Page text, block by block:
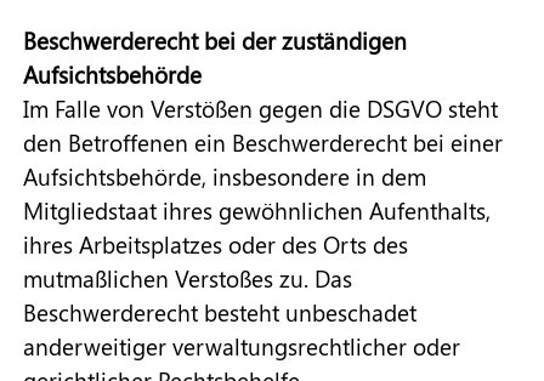
Beschwerderecht bei der zuständigen
Aufsichtsbehörde
Im Falle von Verstößen gegen die DSGVO steht
den Betroffenen ein Beschwerderecht bei einer
Aufsichtsbehörde, insbesondere in dem
Mitgliedstaat ihres gewöhnlichen Aufenthalts,
ihres Arbeitsplatzes oder des Orts des
mutmaßlichen Verstoßes zu. Das
Beschwerderecht besteht unbeschadet
anderweitiger verwaltungsrechtlicher oder